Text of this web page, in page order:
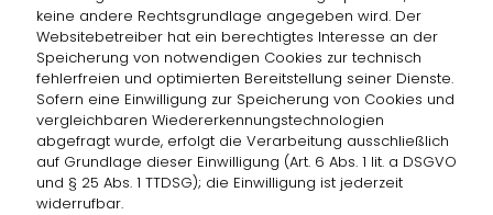
keine andere Rechtsgrundlage angegeben wird. Der
Websitebetreiber hat ein berechtigtes Interesse an der
Speicherung von notwendigen Cookies zur technisch
fehlerfreien und optimierten Bereitstellung seiner Dienste.
Sofern eine Einwilligung zur Speicherung von Cookies und
vergleichbaren Wiedererkennungstechnologien
abgefragt wurde, erfolgt die Verarbeitung ausschließlich
auf Grundlage dieser Einwilligung (Art. 6 Abs. 1 lit. a DSGVO
und § 25 Abs. 1 TTDSG); die Einwilligung ist jederzeit
widerrufbar.